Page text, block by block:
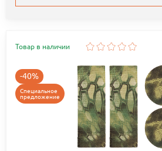
Товар в наличии
-40%
Специальное
предложение